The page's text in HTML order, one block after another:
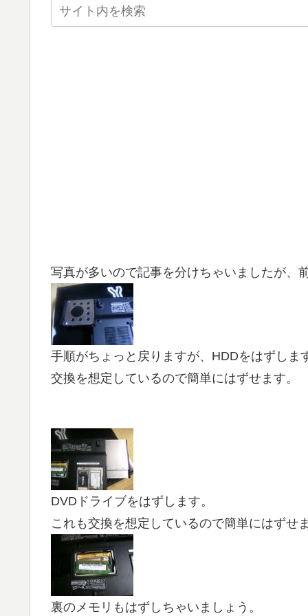
写真が多いので記事を分けちゃいましたが、
手順がちょっと戻りますが、HDDをはずしま
交換を想定しているので簡単にはずせます。
DVDドライブをはずします。
これも交換を想定しているので簡単にはずせま
裏のメモリもはずしちゃいましょう。